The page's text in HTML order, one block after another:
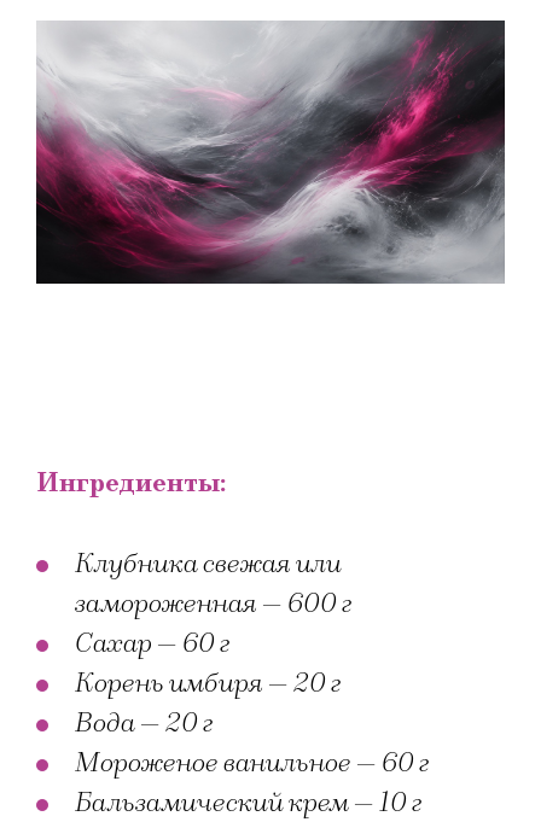
Ингредиенты:
Клубника свежая или
замороженная — 600 г
Сахар — 60 г
Корень имбиря — 20 г
Вода — 20 г
Мороженое ванильное — 60 г
Бальзамический крем — 10 г